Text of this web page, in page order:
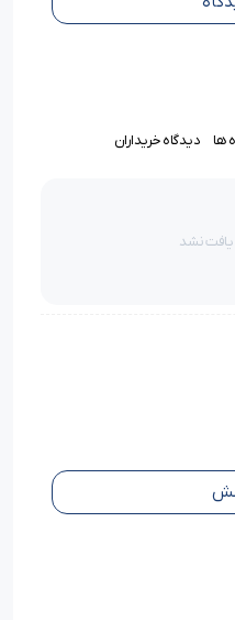
کیفیت بر رویلینککلیک
ها دیدگاه خریداران
نشد